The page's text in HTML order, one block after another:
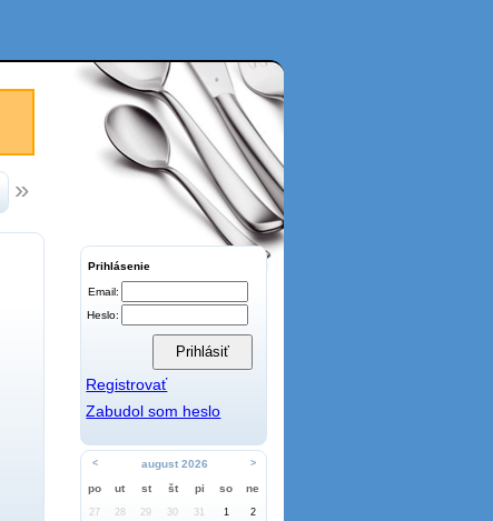
Prihlásenie
Email:
Heslo:
Registrovať
Zabudol som heslo
< august 2026 >
po ut st št pi so ne
27 28 29 30 31 1 2